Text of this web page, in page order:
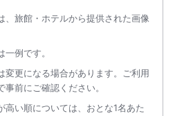
、旅館・ホテルから提供された画像
例です。
変更になる場合があります。ご利用
前にご確認ください。
高い順については、おとな1名あた